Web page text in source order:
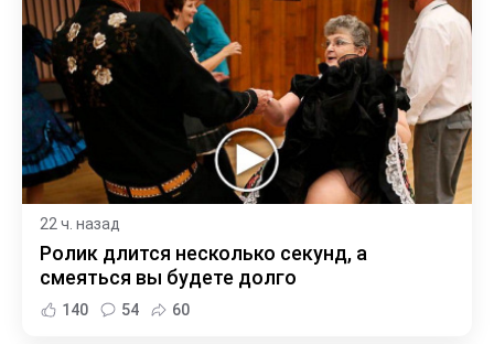
22 ч. назад
Ролик длится несколько секунд, а
смеяться вы будете долго
140 54 60